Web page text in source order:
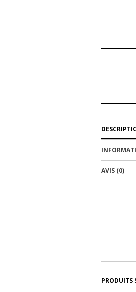
AVIS (0)
PRODUITS